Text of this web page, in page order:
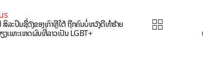
ລະປິນຊື່ດັງຂອງເກົາຫຼີໃຕ້ ຖືກຄົນບໍ່ຫວັງດີທຳຮ້າຍ
ງເພາະເຫດຜົນທີ່ລາວເປັນ LGBT+